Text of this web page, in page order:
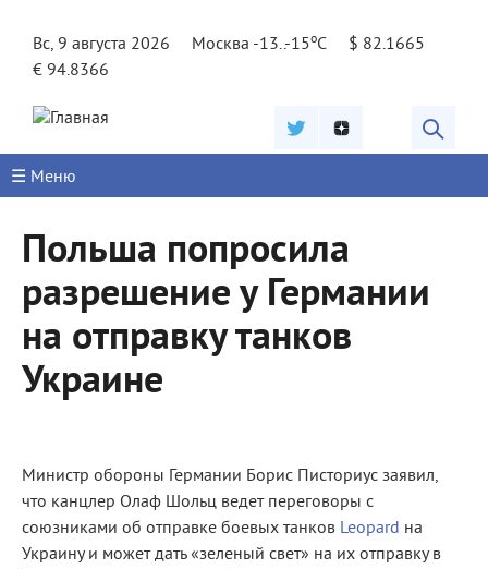
Вс, 9 августа 2026
Москва -13..-15oC
$ 82.1665
€ 94.8366
☰ Меню
Польша попросила
разрешение у Германии
на отправку танков
Украине
Министр обороны Германии Борис Писториус заявил,
что канцлер Олаф Шольц ведет переговоры с
союзниками об отправке боевых танков Leopard на
Украину и может дать «зеленый свет» на их отправку в